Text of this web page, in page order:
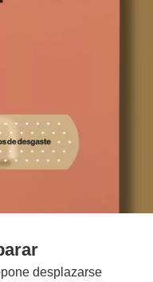
desplazarse